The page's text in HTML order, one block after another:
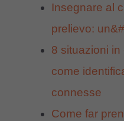
Insegnare al
prelievo:
8 situazioni
come
connesse
Come far